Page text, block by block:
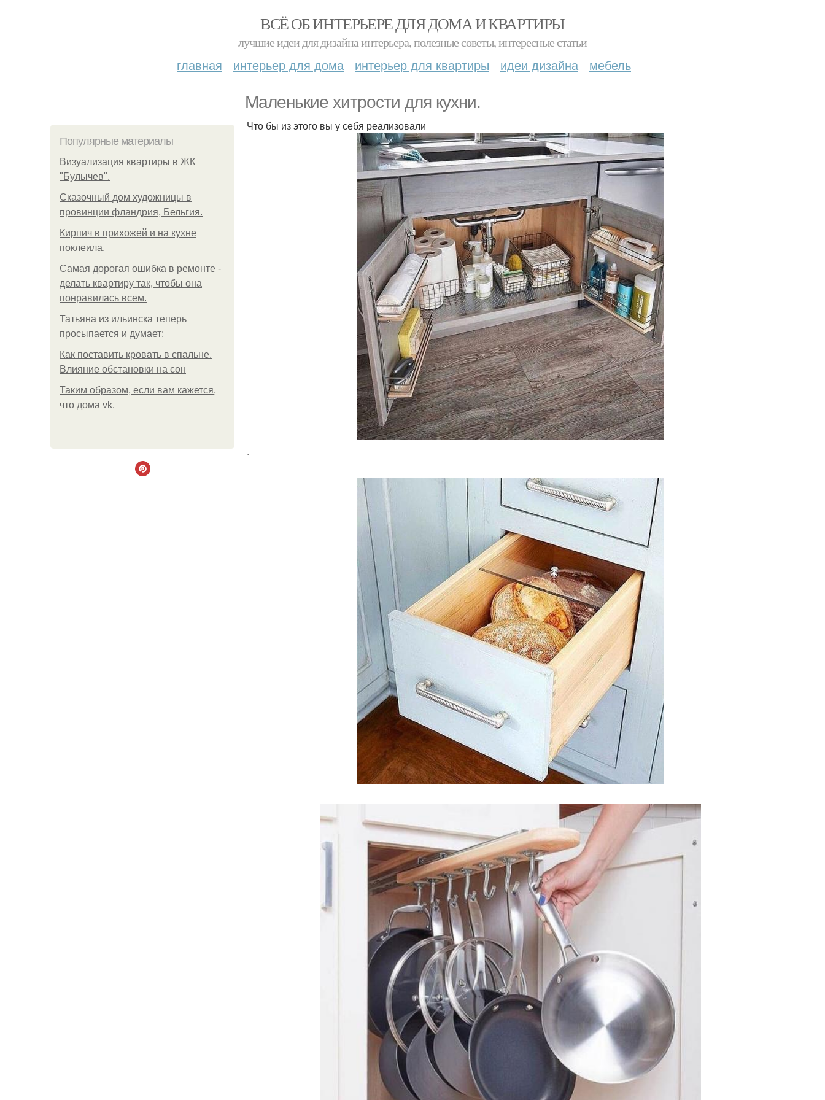
ВСЁ ОБ ИНТЕРЬЕРЕ ДЛЯ ДОМА И КВАРТИРЫ
лучшие идеи для дизайна интерьера, полезные советы, интересные статьи
главная интерьер для дома интерьер для квартиры идеи дизайна мебель
Маленькие хитрости для кухни.
Популярные материалы
Визуализация квартиры в ЖК
"Булычев".
Сказочный дом художницы в
провинции фландрия, Бельгия.
Кирпич в прихожей и на кухне
поклеила.
Самая дорогая ошибка в ремонте -
делать квартиру так, чтобы она
понравилась всем.
Татьяна из ильинска теперь
просыпается и думает:
Как поставить кровать в спальне.
Влияние обстановки на сон
Таким образом, если вам кажется,
что дома vk.
Что бы из этого вы у себя реализовали
.